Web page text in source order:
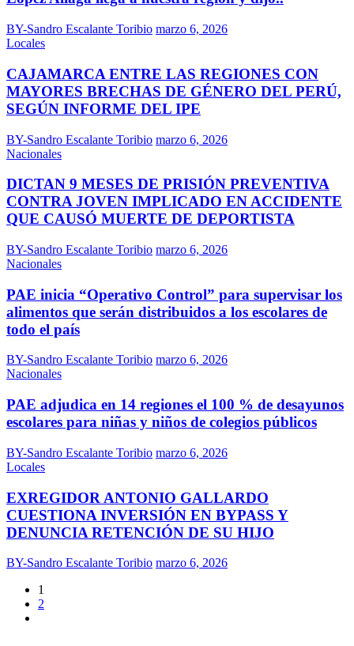
BY-Sandro Escalante Toribio marzo 6, 2026
Locales
CAJAMARCA ENTRE LAS REGIONES CON
MAYORES BRECHAS DE GÉNERO DEL PERÚ,
SEGÚN INFORME DEL IPE
BY-Sandro Escalante Toribio marzo 6, 2026
Nacionales
DICTAN 9 MESES DE PRISIÓN PREVENTIVA
CONTRA JOVEN IMPLICADO EN ACCIDENTE
QUE CAUSÓ MUERTE DE DEPORTISTA
BY-Sandro Escalante Toribio marzo 6, 2026
Nacionales
PAE inicia “Operativo Control” para supervisar los
alimentos que serán distribuidos a los escolares de
todo el país
BY-Sandro Escalante Toribio marzo 6, 2026
Nacionales
PAE adjudica en 14 regiones el 100 % de desayunos
escolares para niñas y niños de colegios públicos
BY-Sandro Escalante Toribio marzo 6, 2026
Locales
EXREGIDOR ANTONIO GALLARDO
CUESTIONA INVERSIÓN EN BYPASS Y
DENUNCIA RETENCIÓN DE SU HIJO
BY-Sandro Escalante Toribio marzo 6, 2026
1
2